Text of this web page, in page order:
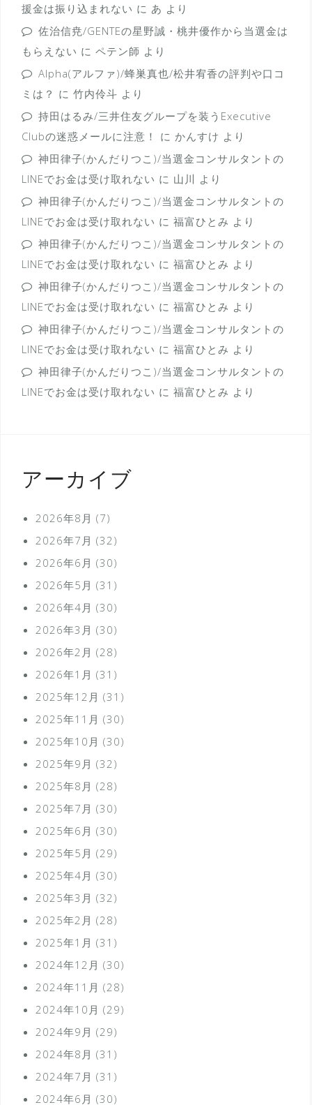
援金は振り込まれない に あ より
佐治信尭/GENTEの星野誠・桃井優作から当選金は
もらえない に ペテン師 より
Alpha(アルファ)/蜂巣真也/松井宥香の評判や口コ
ミは？ に 竹内伶斗 より
持田はるみ/三井住友グループを装うExecutive
Clubの迷惑メールに注意！
に かんすけ より
神田律子(かんだりつこ)/当選金コンサルタントの
LINEでお金は受け取れない に 山川 より
神田律子(かんだりつこ)/当選金コンサルタントの
LINEでお金は受け取れない に 福富ひとみ より
神田律子(かんだりつこ)/当選金コンサルタントの
LINEでお金は受け取れない に 福富ひとみ より
神田律子(かんだりつこ)/当選金コンサルタントの
LINEでお金は受け取れない に 福富ひとみ より
神田律子(かんだりつこ)/当選金コンサルタントの
LINEでお金は受け取れない に 福富ひとみ より
神田律子(かんだりつこ)/当選金コンサルタントの
LINEでお金は受け取れない に 福富ひとみ より
アーカイブ
2026年8月 (7)
2026年7月 (32)
2026年6月 (30)
2026年5月 (31)
2026年4月 (30)
2026年3月 (30)
2026年2月 (28)
2026年1月 (31)
2025年12月 (31)
2025年11月 (30)
2025年10月 (30)
2025年9月 (32)
2025年8月 (28)
2025年7月 (30)
2025年6月 (30)
2025年5月 (29)
2025年4月 (30)
2025年3月 (32)
2025年2月 (28)
2025年1月 (31)
2024年12月 (30)
2024年11月 (28)
2024年10月 (29)
2024年9月 (29)
2024年8月 (31)
2024年7月 (31)
2024年6月 (30)